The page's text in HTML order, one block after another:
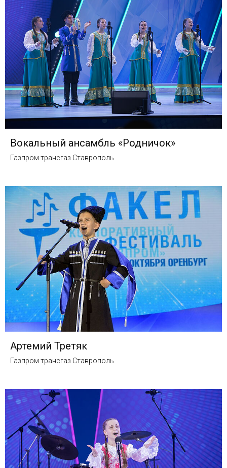
Вокальный ансамбль «Родничок»
Газпром трансгаз Ставрополь
Артемий Третяк
Газпром трансгаз Ставрополь